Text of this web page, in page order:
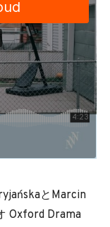
とMarcin
Oxford Drama